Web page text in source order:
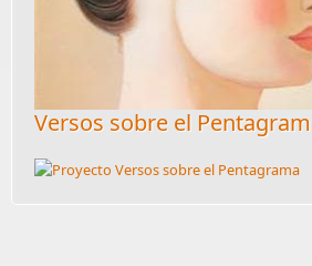
Versos sobre el